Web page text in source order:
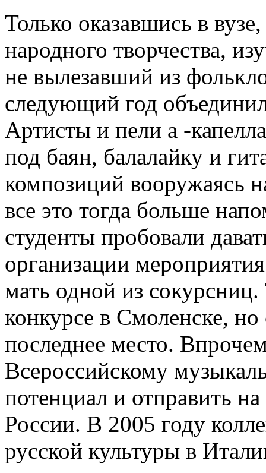
Только оказавшись в
народного творчества,
не вылезавший из
следующий год
Артисты и пели а -
под баян, балалайку и
композиций вооружаясь
все это тогда больше
студенты пробовали
организации
мать одной из
конкурсе в Смоленске,
последнее место.
Всероссийскому
потенциал и отправить
России. В 2005 году
русской культуры в